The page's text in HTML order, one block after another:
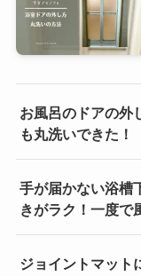
お風呂のドアの外
も丸洗いできた！
手が届かない浴槽
きがラク！一度で
ジョイントマット